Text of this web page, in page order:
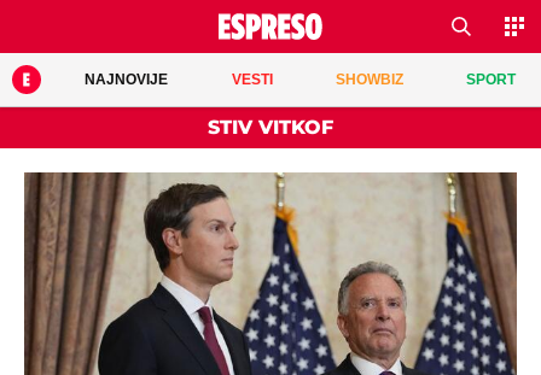
NAJNOVIJE VESTI SHOWBIZ SPORT
STIV VITKOF